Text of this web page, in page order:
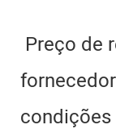
Preço de